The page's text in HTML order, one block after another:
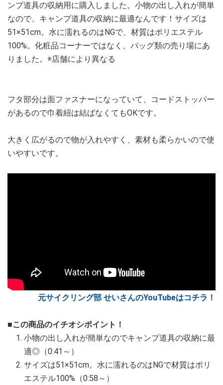
ンプ道具の収納用に購入しました。小物の出し入れが簡単
なので、キャンプ道具の収納に最適なんです！サイズは
51×51cm。水に濡れるのはNGで、材質はポリエステル
100%。化粧品コーナーではなく、バッグ類の売り場にあ
りました。※店舗により異なる
フタ部分は面ファスナーになっていて、コードストッパー
があるので巾着紐は結ばなくてもOKです。
大きく広がるので物が入れやすく、素材も柔らかいので使
いやすいです。
元サイクリング部 せいさんのYouTubeはコチラ！
■この商品のイチオシポイント！
小物の出し入れが簡単なのでキャンプ道具の収納に最
適◎（0:41～）
サイズは51×51cm。水に濡れるのはNGで材質はポリ
エステル100%（0:58～）